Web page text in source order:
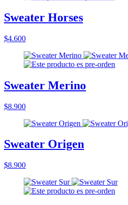
Sweater Horses
$4.600
Sweater Merino
$8.900
Sweater Origen
$8.900